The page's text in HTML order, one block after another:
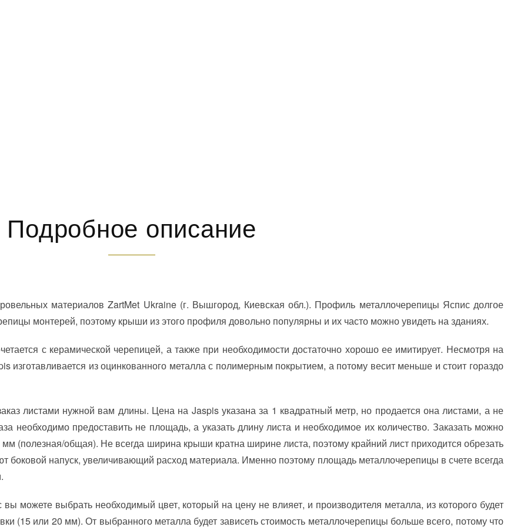
Подробное описание
материалов ZartMet Ukraine (г. Вышгород, Киевская обл.). Профиль металлочерепицы Яспис долгое
монтерей, поэтому крыши из этого профиля довольно популярны и их часто можно увидеть на зданиях.
с керамической черепицей, а также при необходимости достаточно хорошо ее имитирует. Несмотря на
изготавливается из оцинкованного металла с полимерным покрытием, а потому весит меньше и стоит гораздо
листами нужной вам длины. Цена на Jaspis указана за 1 квадратный метр, но продается она листами, а не
необходимо предоставить не площадь, а указать длину листа и необходимое их количество. Заказать можно
(полезная/общая). Не всегда ширина крыши кратна ширине листа, поэтому крайний лист приходится обрезать
боковой напуск, увеличивающий расход материала. Именно поэтому площадь металлочерепицы в счете всегда
можете выбрать необходимый цвет, который на цену не влияет, и производителя металла, из которого будет
(15 или 20 мм). От выбранного металла будет зависеть стоимость металлочерепицы больше всего, потому что